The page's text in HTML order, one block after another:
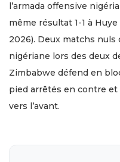
l’armada offensive
même résultat 1-1 à
2026). Deux matchs
nigériane lors des deux
Zimbabwe défend en
pied arrêtés en contre
vers l’avant.